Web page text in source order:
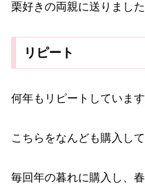
栗好きの両親に送りました
リピート
何年もリピートしています
こちらをなんども購入して
毎回年の暮れに購入し、